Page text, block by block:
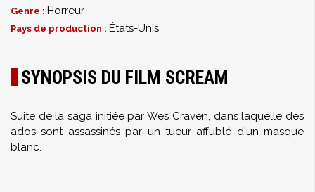
Genre : Horreur
Pays de production : États-Unis
SYNOPSIS DU FILM SCREAM
Suite de la saga initiée par Wes Craven, dans laquelle des
ados sont assassinés par un tueur affublé d'un masque
blanc.